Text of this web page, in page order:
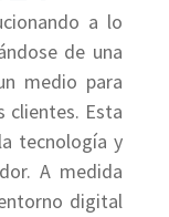
a lo
de una
medio para
clientes. Esta
tecnología y
A medida
digital